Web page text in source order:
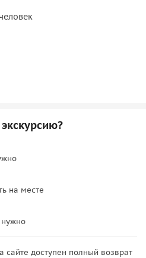
на месте
нужно
доступен полный возврат